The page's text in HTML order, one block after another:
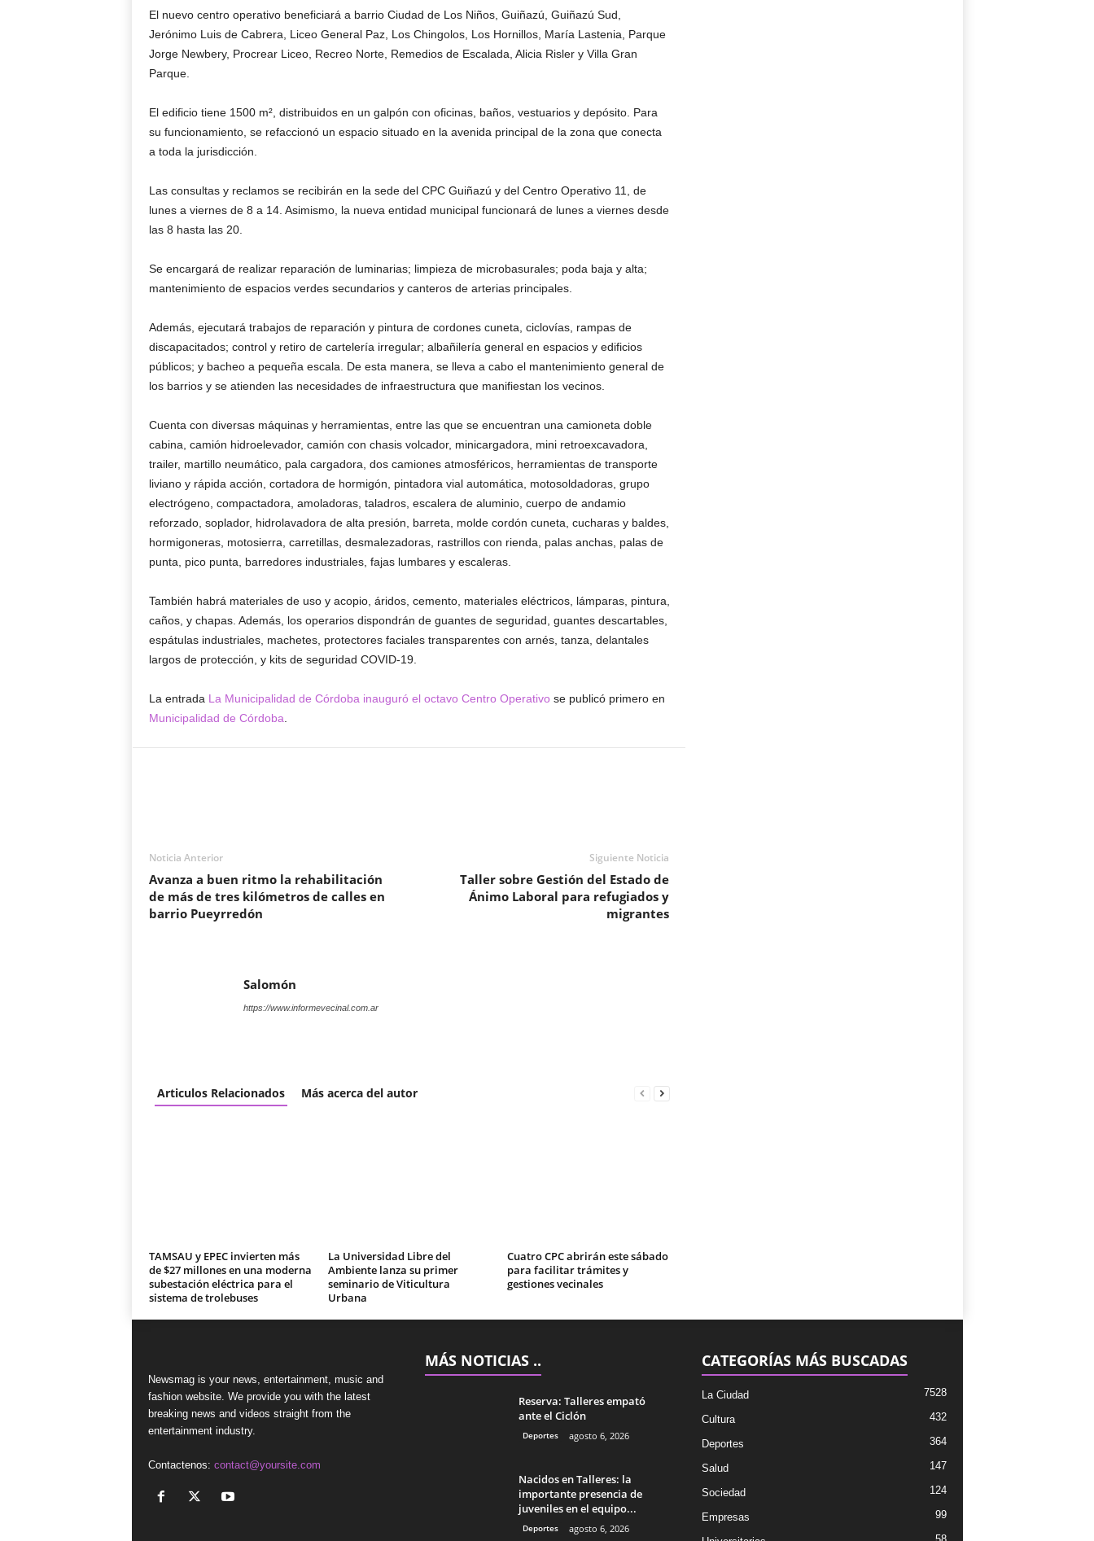
El nuevo centro operativo beneficiará a barrio Ciudad de Los Niños, Guiñazú, Guiñazú Sud,
Jerónimo Luis de Cabrera, Liceo General Paz, Los Chingolos, Los Hornillos, María Lastenia, Parque
Jorge Newbery, Procrear Liceo, Recreo Norte, Remedios de Escalada, Alicia Risler y Villa Gran
Parque.
El edificio tiene 1500 m², distribuidos en un galpón con oficinas, baños, vestuarios y depósito. Para
su funcionamiento, se refaccionó un espacio situado en la avenida principal de la zona que conecta
a toda la jurisdicción.
Las consultas y reclamos se recibirán en la sede del CPC Guiñazú y del Centro Operativo 11, de
lunes a viernes de 8 a 14. Asimismo, la nueva entidad municipal funcionará de lunes a viernes desde
las 8 hasta las 20.
Se encargará de realizar reparación de luminarias; limpieza de microbasurales; poda baja y alta;
mantenimiento de espacios verdes secundarios y canteros de arterias principales.
Además, ejecutará trabajos de reparación y pintura de cordones cuneta, ciclovías, rampas de
discapacitados; control y retiro de cartelería irregular; albañilería general en espacios y edificios
públicos; y bacheo a pequeña escala. De esta manera, se lleva a cabo el mantenimiento general de
los barrios y se atienden las necesidades de infraestructura que manifiestan los vecinos.
Cuenta con diversas máquinas y herramientas, entre las que se encuentran una camioneta doble
cabina, camión hidroelevador, camión con chasis volcador, minicargadora, mini retroexcavadora,
trailer, martillo neumático, pala cargadora, dos camiones atmosféricos, herramientas de transporte
liviano y rápida acción, cortadora de hormigón, pintadora vial automática, motosoldadoras, grupo
electrógeno, compactadora, amoladoras, taladros, escalera de aluminio, cuerpo de andamio
reforzado, soplador, hidrolavadora de alta presión, barreta, molde cordón cuneta, cucharas y baldes,
hormigoneras, motosierra, carretillas, desmalezadoras, rastrillos con rienda, palas anchas, palas de
punta, pico punta, barredores industriales, fajas lumbares y escaleras.
También habrá materiales de uso y acopio, áridos, cemento, materiales eléctricos, lámparas, pintura,
caños, y chapas. Además, los operarios dispondrán de guantes de seguridad, guantes descartables,
espátulas industriales, machetes, protectores faciales transparentes con arnés, tanza, delantales
largos de protección, y kits de seguridad COVID-19.
La entrada La Municipalidad de Córdoba inauguró el octavo Centro Operativose publicó primero en
Municipalidad de Córdoba
Noticia Anterior
Avanza a buen ritmo la rehabilitación
de más de tres kilómetros de calles en
barrio Pueyrredón
Siguiente Noticia
Taller sobre Gestión del Estado de
Ánimo Laboral para refugiados y
migrantes
Salomón
https://www.informevecinal.com.ar
Articulos Relacionados Más acerca del autor
TAMSAU y EPEC invierten más
de $27 millones en una moderna
subestación eléctrica para el
sistema de trolebuses
La Universidad Libre del
Ambiente lanza su primer
seminario de Viticultura
Urbana
Cuatro CPC abrirán este sábado
para facilitar trámites y
gestiones vecinales
Newsmag is your news, entertainment, music and
fashion website. We provide you with the latest
breaking news and videos straight from the
entertainment industry.
Contactenos: contact@yoursite.com
MÁS NOTICIAS ..
Reserva: Talleres empató
ante el Ciclón
Deportes agosto 6, 2026
Nacidos en Talleres: la
importante presencia de
juveniles en el equipo...
Deportes agosto 6, 2026
CATEGORÍAS MÁS BUSCADAS
La Ciudad 7528
Cultura 432
Deportes 364
Salud 147
Sociedad 124
Empresas 99